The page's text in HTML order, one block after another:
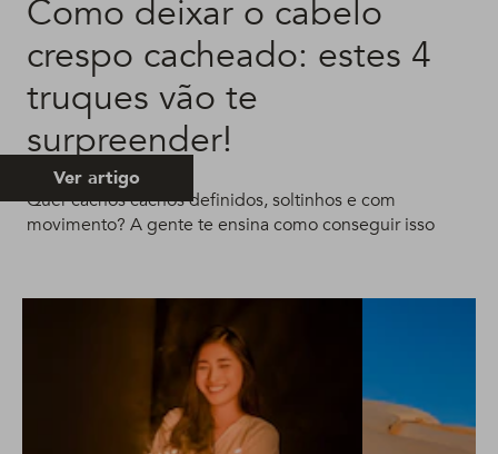
Como deixar o cabelo
crespo cacheado: estes 4
truques vão te
surpreender!
Quer cachos cachos definidos, soltinhos e com
movimento? A gente te ensina como conseguir isso
Ver artigo